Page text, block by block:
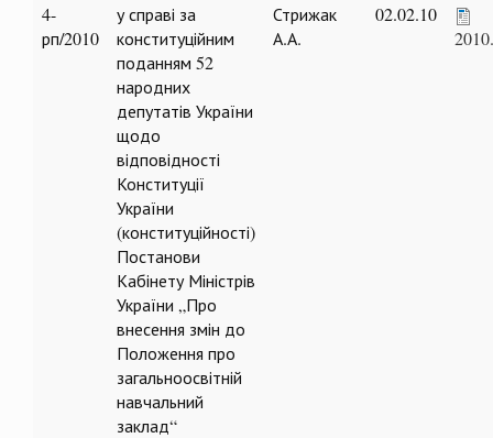
4-
рп/2010
у справі за
конституційним
поданням 52
народних
депутатів України
щодо
відповідності
Конституції
України
(конституційності)
Постанови
Кабінету Міністрів
України „Про
внесення змін до
Положення про
загальноосвітній
навчальний
заклад“
Стрижак
А.А.
02.02.10